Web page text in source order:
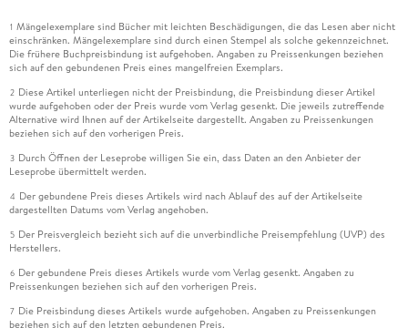
1 Mängelexemplare sind Bücher mit leichten Beschädigungen, die das Lesen aber nicht
einschränken. Mängelexemplare sind durch einen Stempel als solche gekennzeichnet.
Die frühere Buchpreisbindung ist aufgehoben. Angaben zu Preissenkungen beziehen
sich auf den gebundenen Preis eines mangelfreien Exemplars.
2 Diese Artikel unterliegen nicht der Preisbindung, die Preisbindung dieser Artikel
wurde aufgehoben oder der Preis wurde vom Verlag gesenkt. Die jeweils zutreffende
Alternative wird Ihnen auf der Artikelseite dargestellt. Angaben zu Preissenkungen
beziehen sich auf den vorherigen Preis.
3 Durch Öffnen der Leseprobe willigen Sie ein, dass Daten an den Anbieter der
Leseprobe übermittelt werden.
4 Der gebundene Preis dieses Artikels wird nach Ablauf des auf der Artikelseite
dargestellten Datums vom Verlag angehoben.
5 Der Preisvergleich bezieht sich auf die unverbindliche Preisempfehlung (UVP) des
Herstellers.
6 Der gebundene Preis dieses Artikels wurde vom Verlag gesenkt. Angaben zu
Preissenkungen beziehen sich auf den vorherigen Preis.
7 Die Preisbindung dieses Artikels wurde aufgehoben. Angaben zu Preissenkungen
beziehen sich auf den letzten gebundenen Preis.